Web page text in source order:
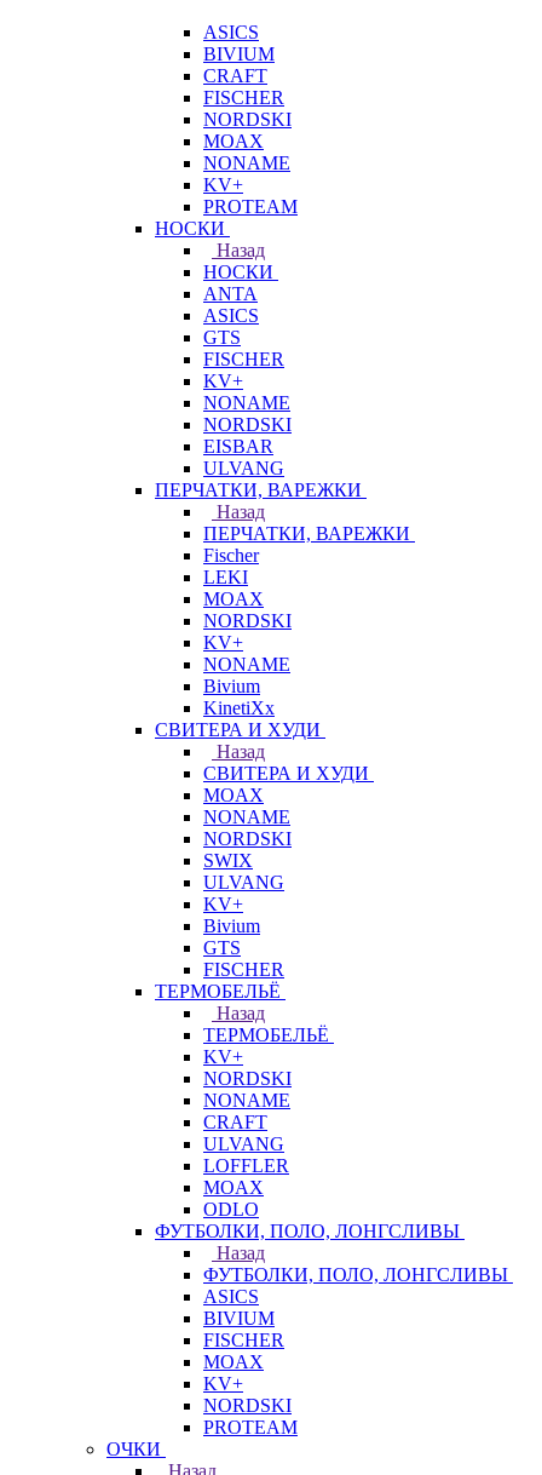
ASICS
BIVIUM
CRAFT
FISCHER
NORDSKI
MOAX
NONAME
KV+
PROTEAM
НОСКИ
Назад
НОСКИ
ANTA
ASICS
GTS
FISCHER
KV+
NONAME
NORDSKI
EISBAR
ULVANG
ПЕРЧАТКИ, ВАРЕЖКИ
Назад
ПЕРЧАТКИ, ВАРЕЖКИ
Fischer
LEKI
MOAX
NORDSKI
KV+
NONAME
Bivium
KinetiXx
СВИТЕРА И ХУДИ
Назад
СВИТЕРА И ХУДИ
MOAX
NONAME
NORDSKI
SWIX
ULVANG
KV+
Bivium
GTS
FISCHER
ТЕРМОБЕЛЬЁ
Назад
ТЕРМОБЕЛЬЁ
KV+
NORDSKI
NONAME
CRAFT
ULVANG
LOFFLER
MOAX
ODLO
ФУТБОЛКИ, ПОЛО, ЛОНГСЛИВЫ
Назад
ФУТБОЛКИ, ПОЛО, ЛОНГСЛИВЫ
ASICS
BIVIUM
FISCHER
MOAX
KV+
NORDSKI
PROTEAM
ОЧКИ
Назад